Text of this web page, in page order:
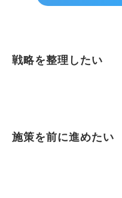
戦略を整理したい
施策を前に進めたい